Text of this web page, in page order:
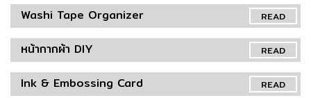
READ
Washi Tape Organizer
READ
หน้ากากผ้า DIY
READ
Ink & Embossing Card